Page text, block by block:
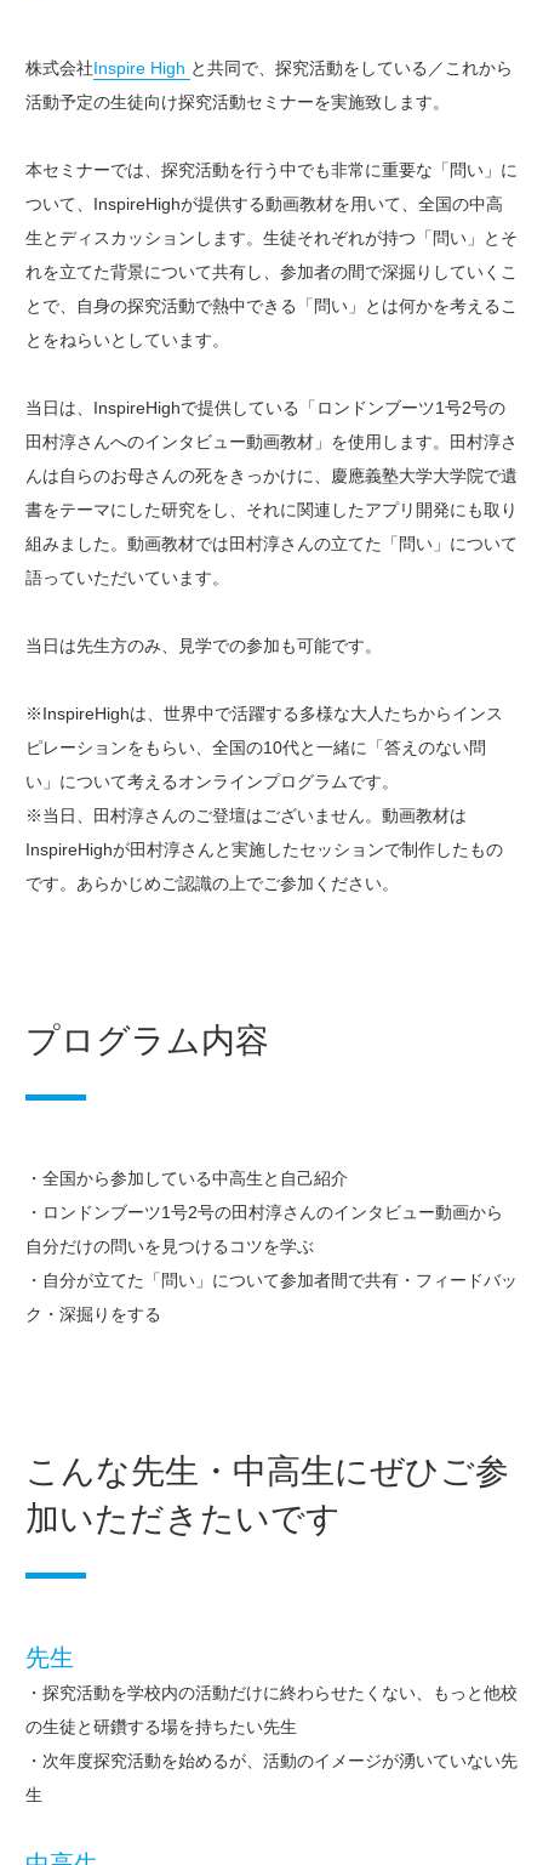
株式会社Inspire High と共同で、探究活動をしている／これから
活動予定の生徒向け探究活動セミナーを実施致します。
本セミナーでは、探究活動を行う中でも非常に重要な「問い」に
ついて、InspireHighが提供する動画教材を用いて、全国の中高
生とディスカッションします。生徒それぞれが持つ「問い」とそ
れを立てた背景について共有し、参加者の間で深掘りしていくこ
とで、自身の探究活動で熱中できる「問い」とは何かを考えるこ
とをねらいとしています。
当日は、InspireHighで提供している「ロンドンブーツ1号2号の
田村淳さんへのインタビュー動画教材」を使用します。田村淳さ
んは自らのお母さんの死をきっかけに、慶應義塾大学大学院で遺
書をテーマにした研究をし、それに関連したアプリ開発にも取り
組みました。動画教材では田村淳さんの立てた「問い」について
語っていただいています。
当日は先生方のみ、見学での参加も可能です。
※InspireHighは、世界中で活躍する多様な大人たちからインス
ピレーションをもらい、全国の10代と一緒に「答えのない問
い」について考えるオンラインプログラムです。
※当日、田村淳さんのご登壇はございません。動画教材は
InspireHighが田村淳さんと実施したセッションで制作したもの
です。あらかじめご認識の上でご参加ください。
プログラム内容
・全国から参加している中高生と自己紹介
・ロンドンブーツ1号2号の田村淳さんのインタビュー動画から
自分だけの問いを見つけるコツを学ぶ
・自分が立てた「問い」について参加者間で共有・フィードバッ
ク・深掘りをする
こんな先生・中高生にぜひご参
加いただきたいです
先生
・探究活動を学校内の活動だけに終わらせたくない、もっと他校
の生徒と研鑽する場を持ちたい先生
・次年度探究活動を始めるが、活動のイメージが湧いていない先
生